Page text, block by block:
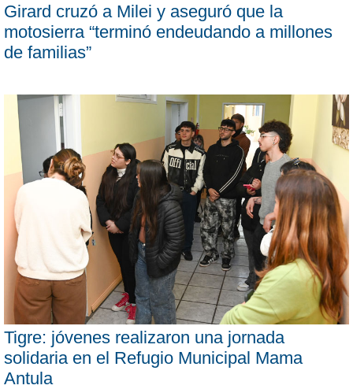
Girard cruzó a Milei y aseguró que la
motosierra “terminó endeudando a millones
de familias”
Tigre: jóvenes realizaron una jornada
solidaria en el Refugio Municipal Mama
Antula